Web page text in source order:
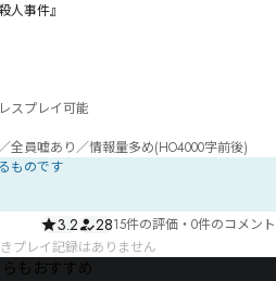
人事件』
スプレイ可能
ものです
3.2 2815件の評価 ・ 0件のコメント
プレイ記録はありません
もおすすめ